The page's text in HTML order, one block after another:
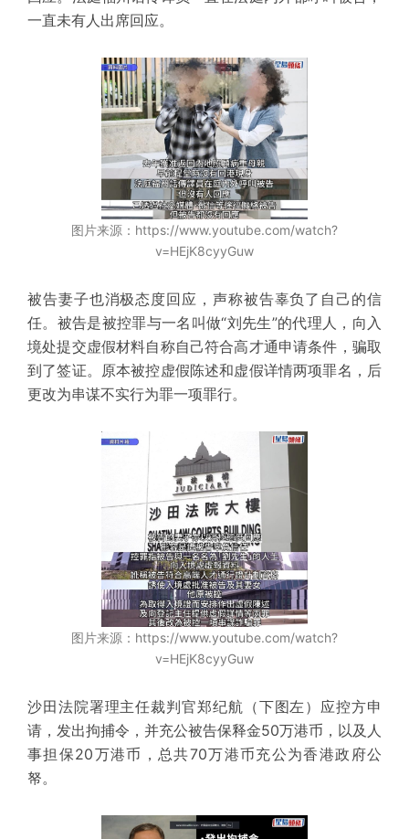
一直未有人出席回应。
图片来源：https://www.youtube.com/watch?
v=HEjK8cyyGuw
被告妻子也消极态度回应，声称被告辜负了自己的信
任。被告是被控罪与一名叫做“刘先生”的代理人，向入
境处提交虚假材料自称自己符合高才通申请条件，骗取
到了签证。原本被控虚假陈述和虚假详情两项罪名，后
更改为串谋不实行为罪一项罪行。
图片来源：https://www.youtube.com/watch?
v=HEjK8cyyGuw
沙田法院署理主任裁判官郑纪航（下图左）应控方申
请，发出拘捕令，并充公被告保释金50万港币，以及人
事担保20万港币，总共70万港币充公为香港政府公
帑。